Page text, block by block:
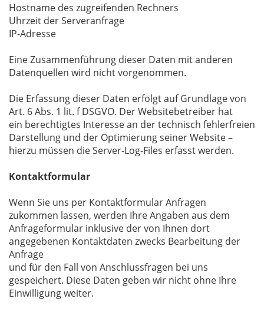
Hostname des zugreifenden Rechners
Uhrzeit der Serveranfrage
IP-Adresse
Eine Zusammenführung dieser Daten mit anderen
Datenquellen wird nicht vorgenommen.
Die Erfassung dieser Daten erfolgt auf Grundlage von
Art. 6 Abs. 1 lit. f DSGVO. Der Websitebetreiber hat
ein berechtigtes Interesse an der technisch fehlerfreien
Darstellung und der Optimierung seiner Website –
hierzu müssen die Server-Log-Files erfasst werden.
Kontaktformular
Wenn Sie uns per Kontaktformular Anfragen
zukommen lassen, werden Ihre Angaben aus dem
Anfrageformular inklusive der von Ihnen dort
angegebenen Kontaktdaten zwecks Bearbeitung der
Anfrage
und für den Fall von Anschlussfragen bei uns
gespeichert. Diese Daten geben wir nicht ohne Ihre
Einwilligung weiter.